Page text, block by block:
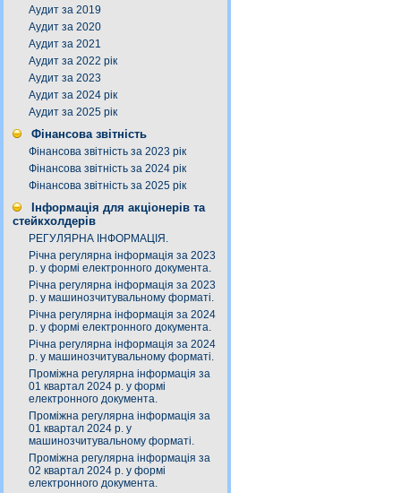
Аудит за 2019
Аудит за 2020
Аудит за 2021
Аудит за 2022 рік
Аудит за 2023
Аудит за 2024 рік
Аудит за 2025 рік
Фінансова звітність
Фінансова звітність за 2023 рік
Фінансова звітність за 2024 рік
Фінансова звітність за 2025 рік
Інформація для акціонерів та
стейкхолдерів
РЕГУЛЯРНА ІНФОРМАЦІЯ.
Річна регулярна інформація за 2023
р. у формі електронного документа.
Річна регулярна інформація за 2023
р. у машинозчитувальному форматі.
Річна регулярна інформація за 2024
р. у формі електронного документа.
Річна регулярна інформація за 2024
р. у машинозчитувальному форматі.
Проміжна регулярна інформація за
01 квартал 2024 р. у формі
електронного документа.
Проміжна регулярна інформація за
01 квартал 2024 р. у
машинозчитувальному форматі.
Проміжна регулярна інформація за
02 квартал 2024 р. у формі
електронного документа.